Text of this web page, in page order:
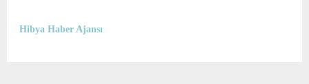
Hibya Haber Ajansı